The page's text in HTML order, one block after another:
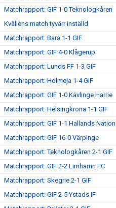
Matchrapport: GIF 1-0 Teknologkåren
Kvällens match tyvärr inställd
Matchrapport: Bara 1-1 GIF
Matchrapport: GIF 4-0 Klågerup
Matchrapport: Lunds FF 1-3 GIF
Matchrapport: Holmeja 1-4 GIF
Matchrapport: GIF 1-0 Kävlinge Harrie
Matchrapport: Helsingkrona 1-1 GIF
Matchrapport: GIF 1-1 Hallands Nation
Matchrapport: GIF 16-0 Värpinge
Matchrapport: Teknologkåren 2-1 GIF
Matchrapport: GIF 2-2 Limhamn FC
Matchrapport: Skegrie 2-1 GIF
Matchrapport: GIF 2-5 Ystads IF